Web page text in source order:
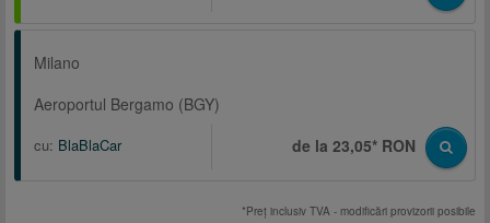
Milano
Aeroportul Bergamo (BGY)
cu: BlaBlaCar de la 23,05* RON
*Preţ inclusiv TVA - modificări provizorii posibile